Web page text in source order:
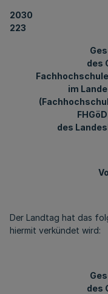
2030
223
des
im
des
Der Landtag hat das
hiermit verkündet wird:
des